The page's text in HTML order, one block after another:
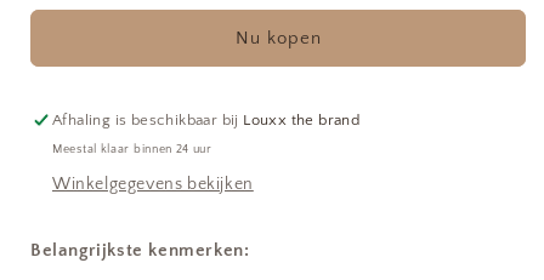
Nu kopen
Afhaling is beschikbaar bij Louxx the brand
Meestal klaar binnen 24 uur
Winkelgegevens bekijken
Belangrijkste kenmerken: